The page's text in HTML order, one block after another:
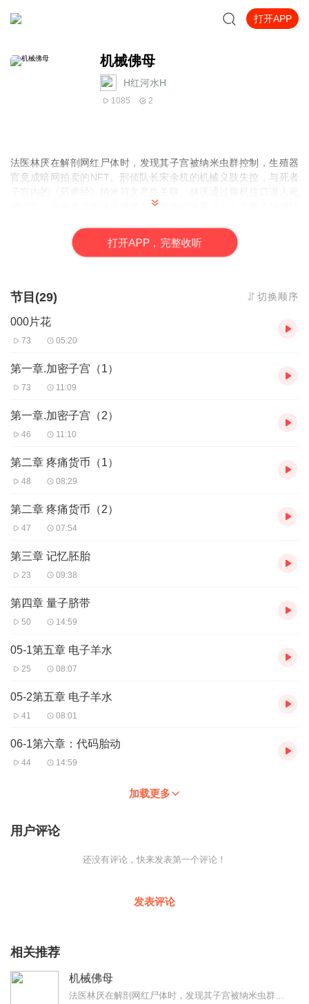
打开APP
机械佛母
H红河水H
1085 2
法医林厌在解剖网红尸体时，发现其子宫被纳米虫群控制，生殖器
官竟成暗网拍卖的NFT。刑侦队长宋余杭的机械义肢失控，与死者
者记忆，意外发现非法代孕硬盘，里面记录着三十八个量子纠缠胚
大的危机才刚刚开始......
打开APP，完整收听
节目(29) 切换顺序
000片花
73 05:20
第一章.加密子宫（1）
73 11:09
第一章.加密子宫（2）
46 11:10
第二章 疼痛货币（1）
48 08:29
第二章 疼痛货币（2）
47 07:54
第三章 记忆胚胎
23 09:38
第四章 量子脐带
50 14:59
05-1第五章 电子羊水
25 08:07
05-2第五章 电子羊水
41 08:01
06-1第六章：代码胎动
44 14:59
加载更多
用户评论
还没有评论，快来发表第一个评论！
发表评论
相关推荐
机械佛母
法医林厌在解剖网红尸体时，发现其子宫被纳米虫群控制，生殖器官竟成暗网拍卖的NFT。刑侦队长宋余杭的机械义肢失控，与死者子宫内的《药师经》纳米符文产生关联。林厌通...